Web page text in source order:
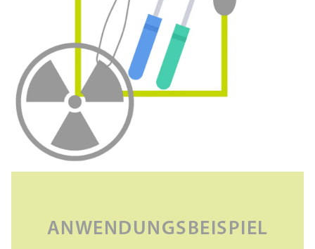
ANWENDUNGSBEISPIEL